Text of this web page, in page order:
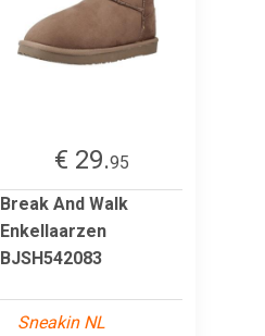
€ 29.95
Break And Walk
Enkellaarzen
BJSH542083
Sneakin NL